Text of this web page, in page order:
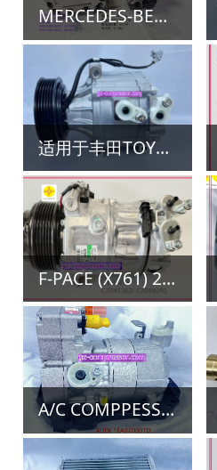
Previous：COMPRESSOR PXE16 OE LR010723 92020327 CD20754 CD2790
COMPRESSOR ROVER LR066915
Return
导航
公司首页
公司介绍
销售网络
新闻资讯
人才招聘
联系我们